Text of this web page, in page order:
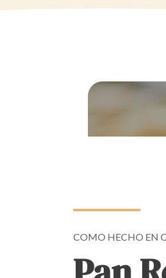
COMO HECHO EN